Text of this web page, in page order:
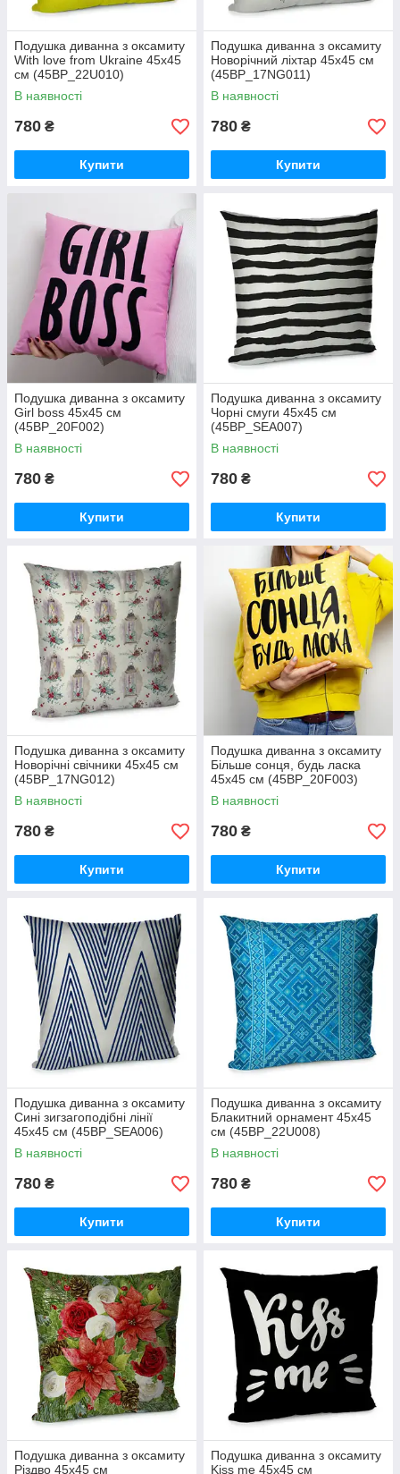
Подушка диванна з оксамиту
With love from Ukraine 45x45
см (45BP_22U010)
В наявності
780 ₴
Купити
Подушка диванна з оксамиту
Новорічний ліхтар 45x45 см
(45BP_17NG011)
В наявності
780 ₴
Купити
Подушка диванна з оксамиту
Girl boss 45x45 см
(45BP_20F002)
В наявності
780 ₴
Купити
Подушка диванна з оксамиту
Чорні смуги 45x45 см
(45BP_SEA007)
В наявності
780 ₴
Купити
Подушка диванна з оксамиту
Новорічні свічники 45x45 см
(45BP_17NG012)
В наявності
780 ₴
Купити
Подушка диванна з оксамиту
Більше сонця, будь ласка
45x45 см (45BP_20F003)
В наявності
780 ₴
Купити
Подушка диванна з оксамиту
Сині зигзагоподібні лінії
45x45 см (45BP_SEA006)
В наявності
780 ₴
Купити
Подушка диванна з оксамиту
Блакитний орнамент 45x45
см (45BP_22U008)
В наявності
780 ₴
Купити
Подушка диванна з оксамиту
Різдво 45x45 см
Подушка диванна з оксамиту
Kiss me 45x45 см